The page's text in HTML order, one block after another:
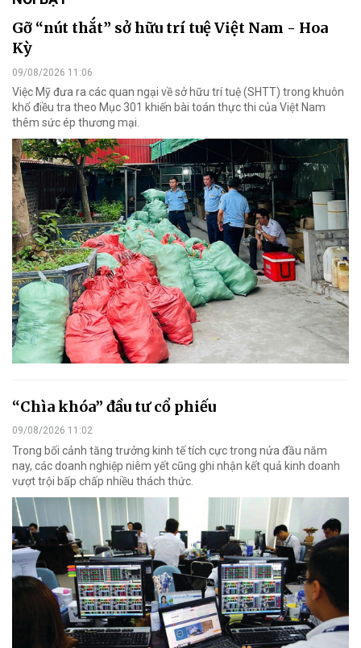
Gỡ “nút thắt” sở hữu trí tuệ Việt Nam - Hoa
Kỳ
09/08/2026 11:06
Việc Mỹ đưa ra các quan ngại về sở hữu trí tuệ (SHTT) trong khuôn
khổ điều tra theo Mục 301 khiến bài toán thực thi của Việt Nam
thêm sức ép thương mại.
“Chìa khóa” đầu tư cổ phiếu
09/08/2026 11:02
Trong bối cảnh tăng trưởng kinh tế tích cực trong nửa đầu năm
nay, các doanh nghiệp niêm yết cũng ghi nhận kết quả kinh doanh
vượt trội bấp chấp nhiều thách thức.